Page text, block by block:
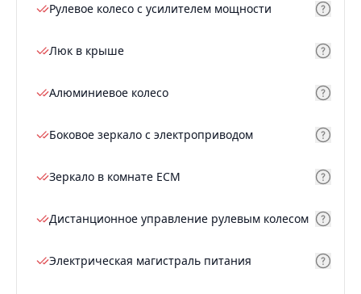
Рулевое колесо с усилителем мощности
Люк в крыше
Алюминиевое колесо
Боковое зеркало с электроприводом
Зеркало в комнате ECM
Дистанционное управление рулевым колесом
Электрическая магистраль питания